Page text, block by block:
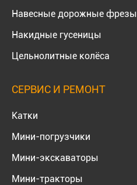
Навесные дорожные фрезы
Накидные гусеницы
Цельнолитные колёса
СЕРВИС И РЕМОНТ
Катки
Мини-погрузчики
Мини-экскаваторы
Мини-тракторы